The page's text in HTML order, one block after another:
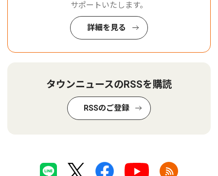
サポートいたします。
詳細を見る
タウンニュースのRSSを購読
RSSのご登録